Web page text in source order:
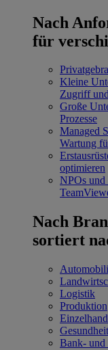
Nach
für
Kleine
Zugriff
Große
Prozesse
Managed
Wartung
optimieren
NPOs
Nach
sortiert
Logistik
Produktion
Bank- und